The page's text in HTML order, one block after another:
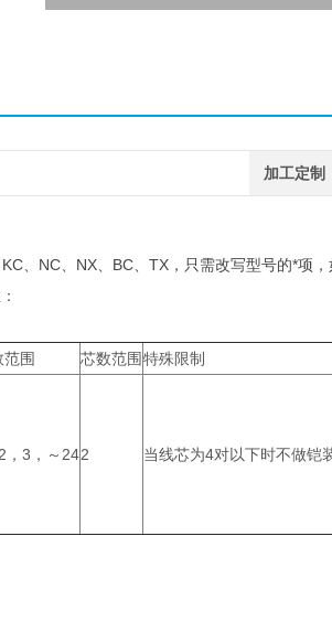
加工定制
、NC、NX、BC、TX，只需改写型号的*项
范围 芯数范围特殊限制
，3，～242 当线芯为4对以下时不做铠